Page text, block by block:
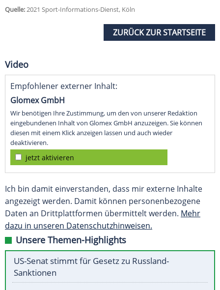
Quelle:2021 Sport-Informations-Dienst, Köln
ZURÜCK ZUR STARTSEITE
Video
Empfohlener externer Inhalt:
Glomex GmbH
Wir benötigen Ihre Zustimmung, um den von unserer Redaktion
eingebundenen Inhalt von Glomex GmbH anzuzeigen. Sie können
diesen mit einem Klick anzeigen lassen und auch wieder
deaktivieren.
jetzt aktivieren
Ich bin damit einverstanden, dass mir externe Inhalte
angezeigt werden. Damit können personenbezogene
Daten an Drittplattformen übermittelt werden. Mehr
dazu in unseren Datenschutzhinweisen.
Unsere Themen-Highlights
US-Senat stimmt für Gesetz zu Russland-
Sanktionen